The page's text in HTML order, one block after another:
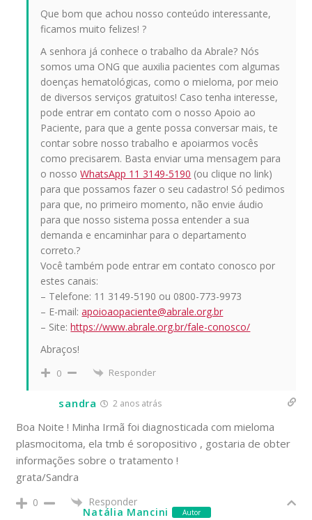
Que bom que achou nosso conteúdo interessante,
ficamos muito felizes! ?
A senhora já conhece o trabalho da Abrale? Nós
somos uma ONG que auxilia pacientes com algumas
doenças hematológicas, como o mieloma, por meio
de diversos serviços gratuitos! Caso tenha interesse,
pode entrar em contato com o nosso Apoio ao
Paciente, para que a gente possa conversar mais, te
contar sobre nosso trabalho e apoiarmos vocês
como precisarem. Basta enviar uma mensagem para
o nossoWhatsApp 11 3149-5190 (ou clique no link)
para que possamos fazer o seu cadastro! Só pedimos
para que, no primeiro momento, não envie áudio
para que nosso sistema possa entender a sua
demanda e encaminhar para o departamento
correto.?
Você também pode entrar em contato conosco por
estes canais:
– Telefone: 11 3149-5190 ou 0800-773-9973
– E-mail:apoioaopaciente@abrale.org.br
– Site:https://www.abrale.org.br/fale-conosco/
Abraços!
0 Responder
sandra 2 anos atrás
Boa Noite ! Minha Irmã foi diagnosticada com mieloma
plasmocitoma, ela tmb é soropositivo , gostaria de obter
informações sobre o tratamento !
grata/Sandra
0
Responder
Natália Mancini
Autor